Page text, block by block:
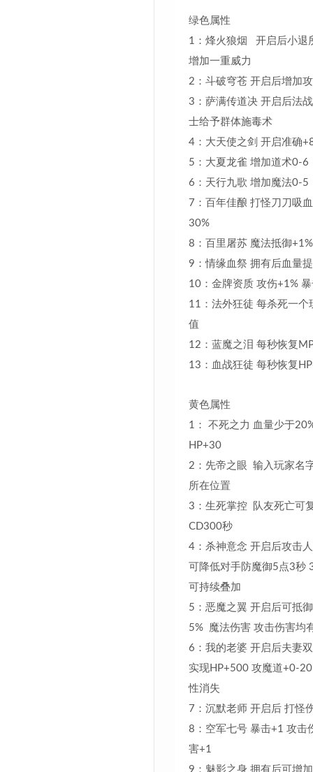
绿色属性
1：烽火狼烟 开启后小退
增加一重威力
2：斗破穹苍 开启后增加
3：萨满传道决 开启后法
士给予群体施毒术
4：大天使之剑 开启准确
5：大夏龙雀 增加道
6：天行九歌 增加魔法0-5
7：百年佳酿 打怪刀刀吸
30%
8：百里屠苏 魔法抵御
9：情缘血祭 拥有后血量
10：金牌资质 攻伤+1%
11：法外狂徒 每杀死一个
值
12：蓝魔之泪 每秒恢复
13：血战狂徒 每秒恢复
黄色属性
1： 不死之力 血量少于
HP+30
2：先帝之眼 输入玩家名
所在位置
3：生死掌控 队友死亡可
CD300秒
4：杀神意念 开启后攻击
可降低对手防魔御5点3秒
可持续叠加
5：恶魔之翼 开启后可抵
5% 魔法伤害 攻击伤害均
6：我的老婆 开启后夫妻
实现HP+500 攻魔道+0-
性消失
7：沉默老师 开启后 打怪
8：空军七号 暴击+1 攻击
害+1
9：魅影之身 拥有后可增